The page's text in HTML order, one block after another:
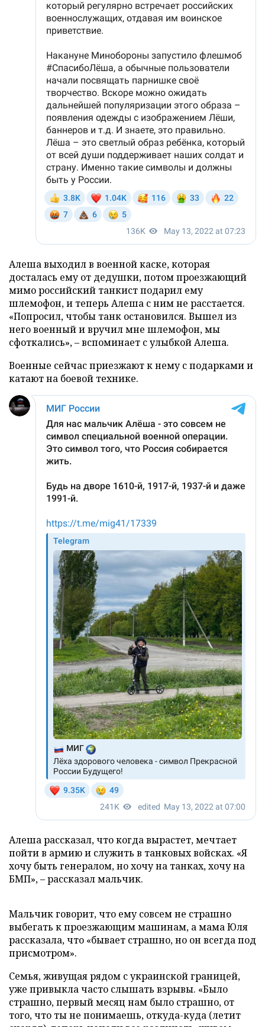
Алеша выходил в военной каске, которая
досталась ему от дедушки, потом проезжающий
мимо российский танкист подарил ему
шлемофон, и теперь Алеша с ним не расстается.
«Попросил, чтобы танк остановился. Вышел из
него военный и вручил мне шлемофон, мы
сфоткались», – вспоминает с улыбкой Алеша.
Военные сейчас приезжают к нему с подарками и
катают на боевой технике.
Алеша рассказал, что когда вырастет, мечтает
пойти в армию и служить в танковых войсках. «Я
хочу быть генералом, но хочу на танках, хочу на
БМП», – рассказал мальчик.
Мальчик говорит, что ему совсем не страшно
выбегать к проезжающим машинам, а мама Юля
рассказала, что «бывает страшно, но он всегда под
присмотром».
Семья, живущая рядом с украинской границей,
уже привыкла часто слышать взрывы. «Было
страшно, первый месяц нам было страшно, от
того, что ты не понимаешь, откуда-куда (летит